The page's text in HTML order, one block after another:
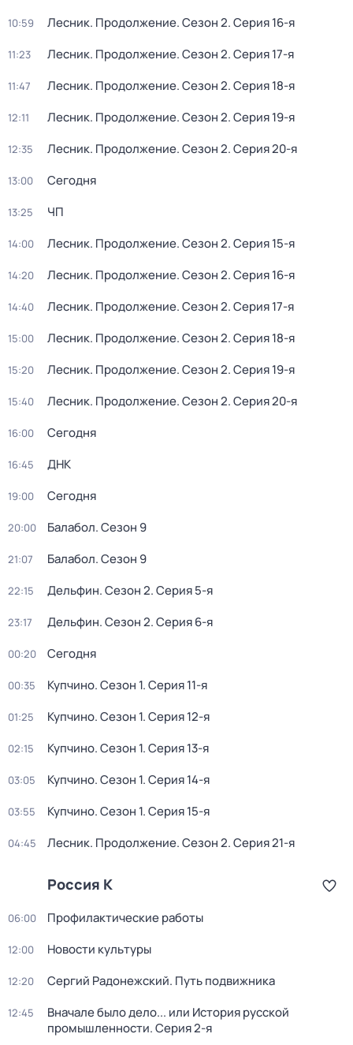
10:59 Лесник. Продолжение. Сезон 2. Серия 16-я
11:23 Лесник. Продолжение. Сезон 2. Серия 17-я
11:47 Лесник. Продолжение. Сезон 2. Серия 18-я
12:11 Лесник. Продолжение. Сезон 2. Серия 19-я
12:35 Лесник. Продолжение. Сезон 2. Серия 20-я
13:00 Сегодня
13:25 ЧП
14:00 Лесник. Продолжение. Сезон 2. Серия 15-я
14:20 Лесник. Продолжение. Сезон 2. Серия 16-я
14:40 Лесник. Продолжение. Сезон 2. Серия 17-я
15:00 Лесник. Продолжение. Сезон 2. Серия 18-я
15:20 Лесник. Продолжение. Сезон 2. Серия 19-я
15:40 Лесник. Продолжение. Сезон 2. Серия 20-я
16:00 Сегодня
16:45 ДНК
19:00 Сегодня
20:00 Балабол. Сезон 9
21:07 Балабол. Сезон 9
22:15 Дельфин. Сезон 2. Серия 5-я
23:17 Дельфин. Сезон 2. Серия 6-я
00:20 Сегодня
00:35 Купчино. Сезон 1. Серия 11-я
01:25 Купчино. Сезон 1. Серия 12-я
02:15 Купчино. Сезон 1. Серия 13-я
03:05 Купчино. Сезон 1. Серия 14-я
03:55 Купчино. Сезон 1. Серия 15-я
04:45 Лесник. Продолжение. Сезон 2. Серия 21-я
Россия К
06:00 Профилактические работы
12:00 Новости культуры
12:20 Сергий Радонежский. Путь подвижника
12:45
Вначале было дело... или История русской
промышленности. Серия 2-я